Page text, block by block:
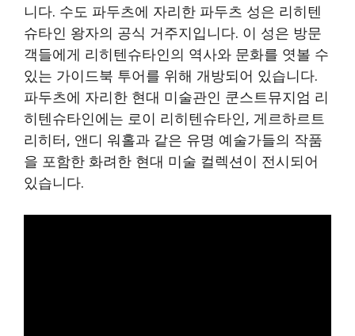
니다. 수도 파두츠에 자리한 파두츠 성은 리히텐
슈타인 왕자의 공식 거주지입니다. 이 성은 방문
객들에게 리히텐슈타인의 역사와 문화를 엿볼 수
있는 가이드북 투어를 위해 개방되어 있습니다.
파두츠에 자리한 현대 미술관인 쿤스트뮤지엄 리
히텐슈타인에는 로이 리히텐슈타인, 게르하르트
리히터, 앤디 워홀과 같은 유명 예술가들의 작품
을 포함한 화려한 현대 미술 컬렉션이 전시되어
있습니다.